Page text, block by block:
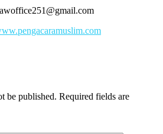
be published. Required fields are